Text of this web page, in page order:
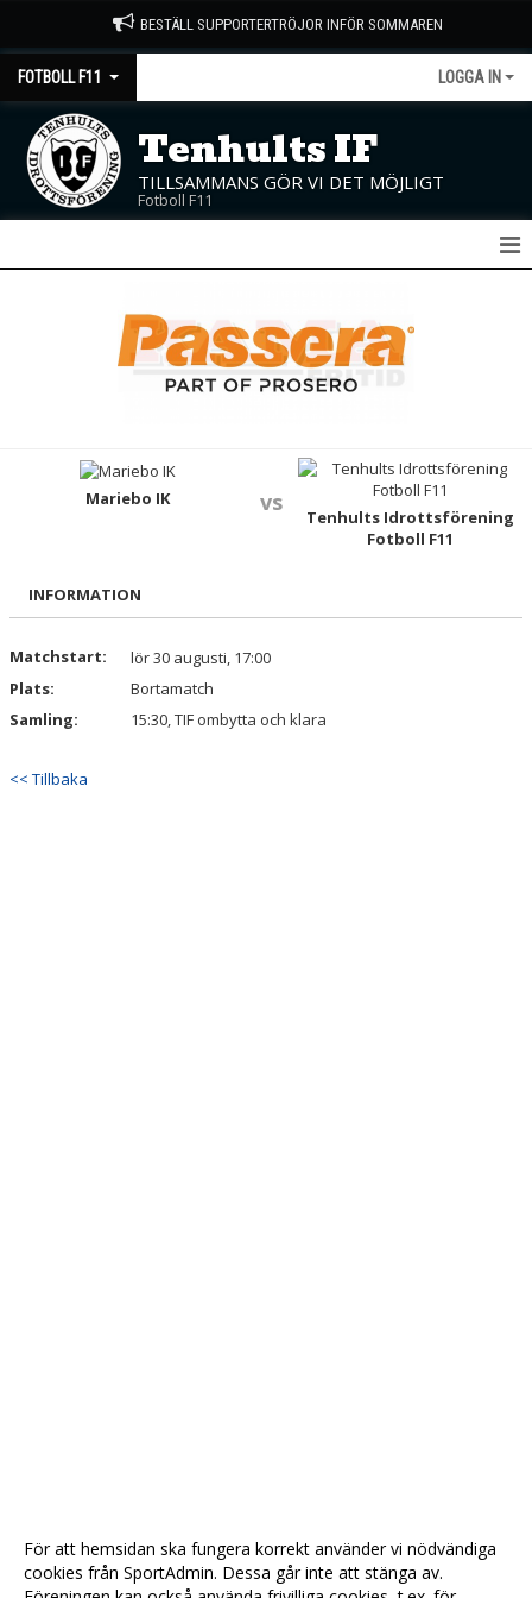
BESTÄLL SUPPORTERTRÖJOR INFÖR SOMMAREN
FOTBOLL F11 LOGGA IN
Tenhults IF
TILLSAMMANS GÖR VI DET MÖJLIGT
Fotboll F11
DOKUMENT
KONTAKT
Mariebo IK vs
Tenhults Idrottsförening
Fotboll F11
INFORMATION
Matchstart:
lör 30 augusti, 17:00
Plats:
Bortamatch
Samling:
15:30, TIF ombytta och klara
<< Tillbaka
För att hemsidan ska fungera korrekt använder vi nödvändiga
cookies från SportAdmin. Dessa går inte att stänga av.